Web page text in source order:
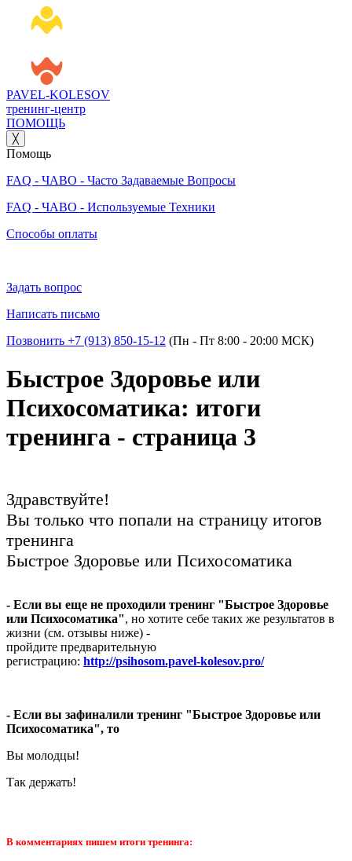
PAVEL‑KOLESOV
тренинг‑центр
ПОМОЩЬ
╳
Помощь
FAQ - ЧАВО - Часто Задаваемые Вопросы
FAQ - ЧАВО - Используемые Техники
Способы оплаты
Задать вопрос
Написать письмо
Позвонить +7 (913) 850‑15‑12 (Пн - Пт 8:00 - 20:00 МСК)
Быстрое Здоровье или
Психосоматика: итоги
тренинга - страница 3
Здравствуйте!
Вы только что попали на страницу итогов
тренинга
Быстрое Здоровье или Психосоматика
- Если вы еще не проходили тренинг "Быстрое Здоровье
или Психосоматика", но хотите себе таких же результатов в
жизни (см. отзывы ниже) -
пройдите предварительную
регистрацию: http://psihosom.pavel-kolesov.pro/
- Если вы зафиналили тренинг "Быстрое Здоровье или
Психосоматика", то
Вы молодцы!
Так держать!
В комментариях пишем итоги тренинга: